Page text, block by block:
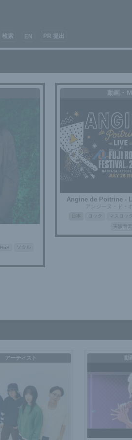
検索 EN PR 提出
RnB
ソウル
動画・
Angine de Poitrine -
アンジーヌ・ド・
ロック マスロック
実験音楽
アーティスト